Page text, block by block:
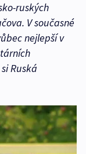
ruských
V současné
nejlepší v
Ruská